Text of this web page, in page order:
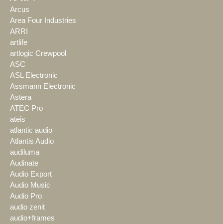
Arcus
Area Four Industries
ARRI
artlife
artlogic Crewpool
ASC
ASL Electronic
Assmann Electronic
Astera
ATEC Pro
ateis
atlantic audio
Atlantis Audio
audiluma
Audinate
Audio Export
Audio Music
Audio Pro
audio zenit
audio+frames